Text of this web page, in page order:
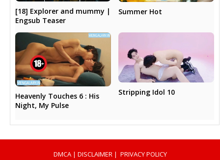
[18] Explorer and mummy |
Engsub Teaser
Summer Hot
Heavenly Touches 6 : His
Night, My Pulse
Stripping Idol 10
DMCA| DISCLAIMER| PRIVACY POLICY